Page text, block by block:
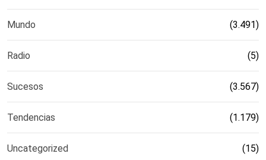
Mundo (3.491)
Radio (5)
Sucesos (3.567)
Tendencias (1.179)
Uncategorized (15)